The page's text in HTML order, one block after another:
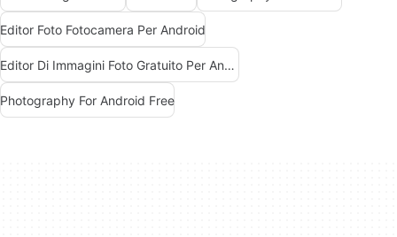
Editor Foto Fotocamera Per Android
Editor Di Immagini Foto Gratuito Per Android
Photography For Android Free